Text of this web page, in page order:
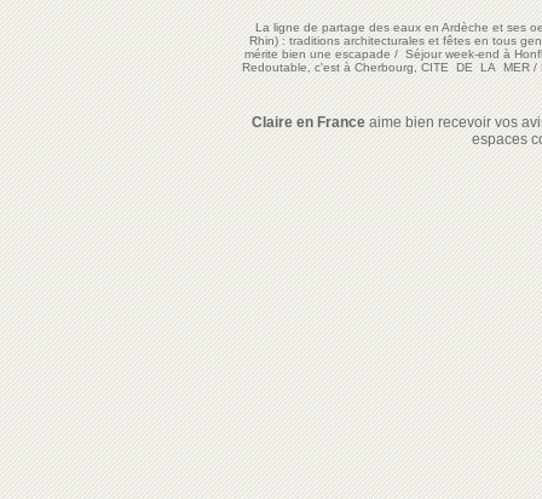
La ligne de partage des eaux en Ardèche et ses
Rhin) : traditions architecturales et fêtes en tous
mérite bien une escapade/Séjour week-end à
Redoutable, c'est à Cherbourg, CITE DE LA MER/
Claire en Franceaime bien recevoir vos
espaces